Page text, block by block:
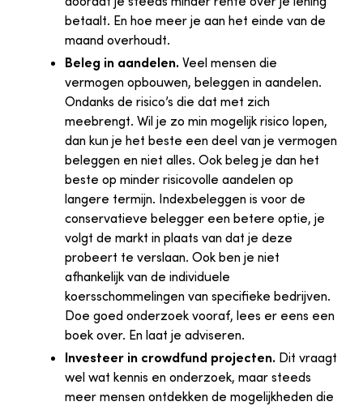
betaalt. En hoe meer je aan het einde van de
maand overhoudt.
Beleg in aandelen. Veel mensen die
vermogen opbouwen, beleggen in aandelen.
Ondanks de risico’s die dat met zich
meebrengt. Wil je zo min mogelijk risico lopen,
dan kun je het beste een deel van je vermogen
beleggen en niet alles. Ook beleg je dan het
beste op minder risicovolle aandelen op
langere termijn. Indexbeleggen is voor de
conservatieve belegger een betere optie, je
volgt de markt in plaats van dat je deze
probeert te verslaan. Ook ben je niet
afhankelijk van de individuele
koersschommelingen van specifieke bedrijven.
Doe goed onderzoek vooraf, lees er eens een
boek over. En laat je adviseren.
Investeer in crowdfund projecten. Dit vraagt
wel wat kennis en onderzoek, maar steeds
meer mensen ontdekken de mogelijkheden die